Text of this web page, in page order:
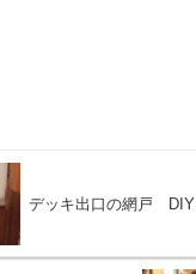
デッキ出口の網戸 DIY